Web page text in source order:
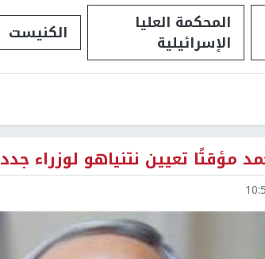
المحكمة العليا
الإسرائيلية الكنيست
مؤقتًا تعيين نتنياهو لوزراء جدد